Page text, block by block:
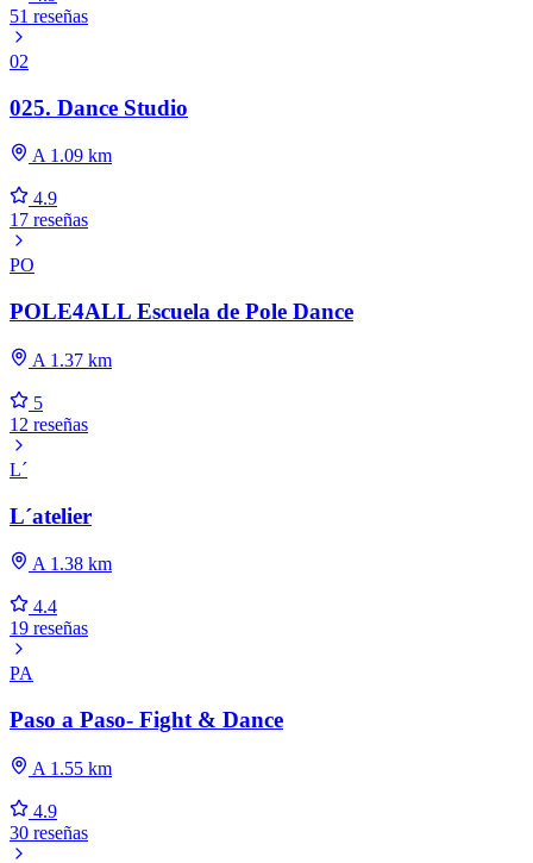
51 reseñas
02
025. Dance Studio
A 1.09 km
4.9
17 reseñas
PO
POLE4ALL Escuela de Pole Dance
A 1.37 km
5
12 reseñas
L´
L´atelier
A 1.38 km
4.4
19 reseñas
PA
Paso a Paso- Fight & Dance
A 1.55 km
4.9
30 reseñas